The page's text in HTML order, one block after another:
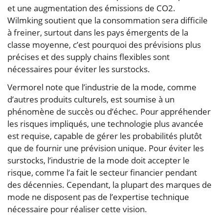
et une augmentation des émissions de CO2.
Wilmking soutient que la consommation sera difficile
à freiner, surtout dans les pays émergents de la
classe moyenne, c’est pourquoi des prévisions plus
précises et des supply chains flexibles sont
nécessaires pour éviter les surstocks.
Vermorel note que l’industrie de la mode, comme
d’autres produits culturels, est soumise à un
phénomène de succès ou d’échec. Pour appréhender
les risques impliqués, une technologie plus avancée
est requise, capable de gérer les probabilités plutôt
que de fournir une prévision unique. Pour éviter les
surstocks, l’industrie de la mode doit accepter le
risque, comme l’a fait le secteur financier pendant
des décennies. Cependant, la plupart des marques de
mode ne disposent pas de l’expertise technique
nécessaire pour réaliser cette vision.